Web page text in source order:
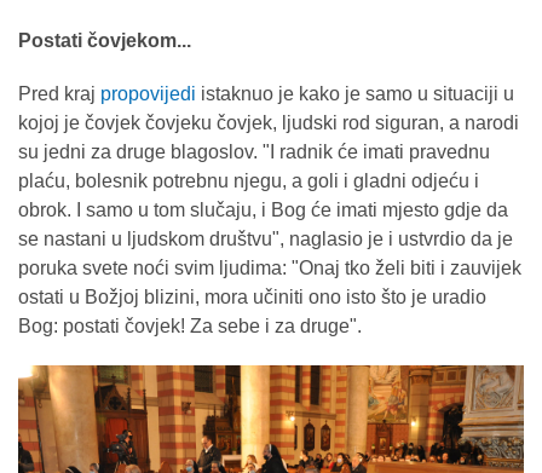
Postati čovjekom...
Pred kraj propovijedi istaknuo je kako je samo u situaciji u
kojoj je čovjek čovjeku čovjek, ljudski rod siguran, a narodi
su jedni za druge blagoslov. "I radnik će imati pravednu
plaću, bolesnik potrebnu njegu, a goli i gladni odjeću i
obrok. I samo u tom slučaju, i Bog će imati mjesto gdje da
se nastani u ljudskom društvu", naglasio je i ustvrdio da je
poruka svete noći svim ljudima: "Onaj tko želi biti i zauvijek
ostati u Božjoj blizini, mora učiniti ono isto što je uradio
Bog: postati čovjek! Za sebe i za druge".